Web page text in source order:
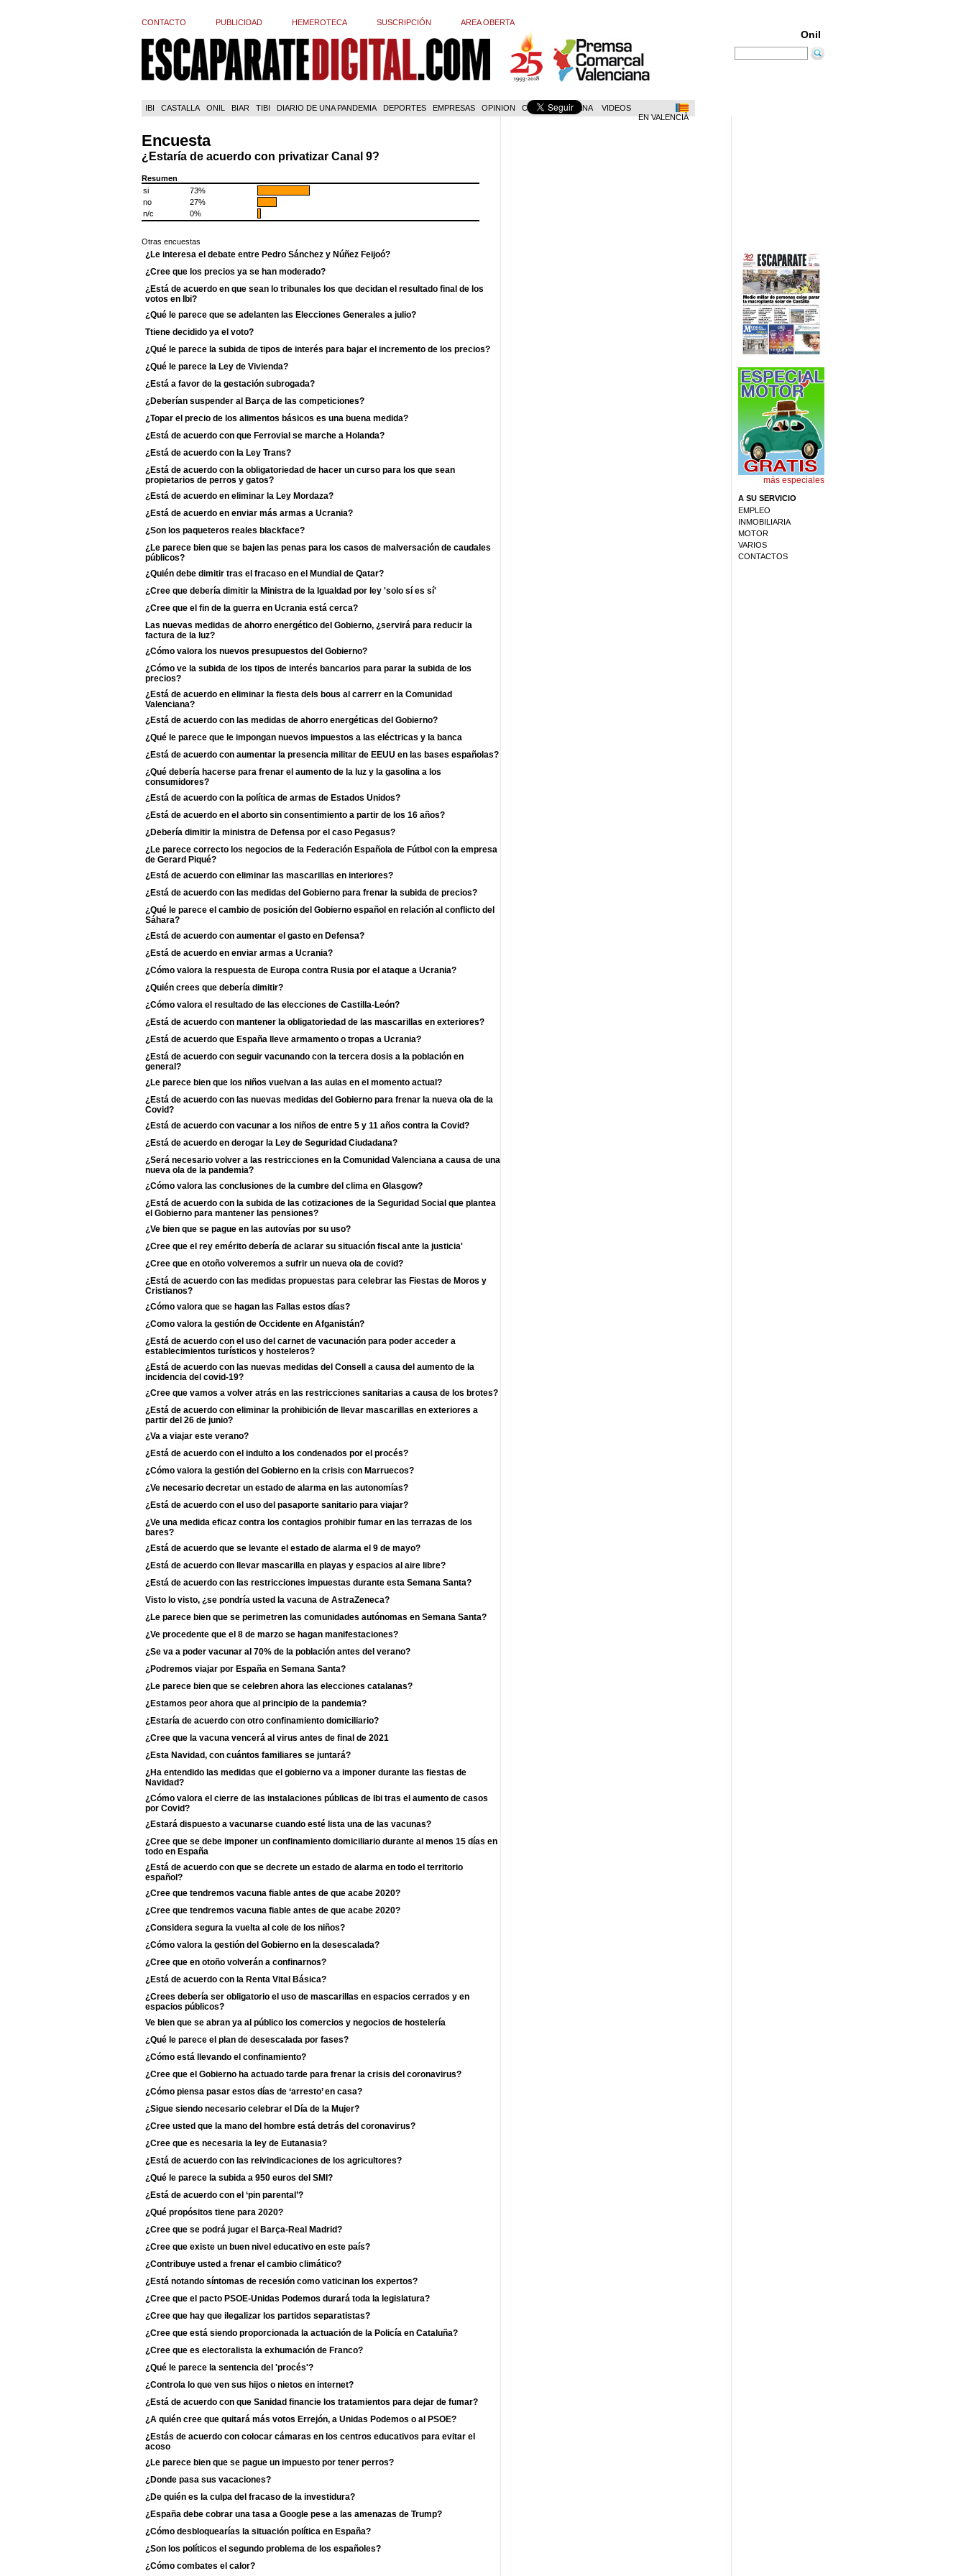
CONTACTO PUBLICIDAD HEMEROTECA SUSCRIPCIÓN AREA OBERTA
Onil
IBI CASTALLA ONIL BIAR TIBI DIARIO DE UNA PANDEMIA DEPORTES EMPRESAS OPINION COM. VALENCIANA
VIDEOS
EN VALENCIÀ
Encuesta
¿Estaría de acuerdo con privatizar Canal 9?
Resumen
si
73%
no
27%
n/c
0%
Otras encuestas
¿Le interesa el debate entre Pedro Sánchez y Núñez Feijoó?
¿Cree que los precios ya se han moderado?
¿Está de acuerdo en que sean lo tribunales los que decidan el resultado final de los
votos en Ibi?
¿Qué le parece que se adelanten las Elecciones Generales a julio?
Ttiene decidido ya el voto?
¿Qué le parece la subida de tipos de interés para bajar el incremento de los precios?
¿Qué le parece la Ley de Vivienda?
¿Está a favor de la gestación subrogada?
¿Deberían suspender al Barça de las competiciones?
¿Topar el precio de los alimentos básicos es una buena medida?
¿Está de acuerdo con que Ferrovial se marche a Holanda?
¿Está de acuerdo con la Ley Trans?
¿Está de acuerdo con la obligatoriedad de hacer un curso para los que sean
propietarios de perros y gatos?
¿Está de acuerdo en eliminar la Ley Mordaza?
¿Está de acuerdo en enviar más armas a Ucrania?
¿Son los paqueteros reales blackface?
¿Le parece bien que se bajen las penas para los casos de malversación de caudales
públicos?
¿Quién debe dimitir tras el fracaso en el Mundial de Qatar?
¿Cree que debería dimitir la Ministra de la Igualdad por ley 'solo sí es sí'
¿Cree que el fin de la guerra en Ucrania está cerca?
Las nuevas medidas de ahorro energético del Gobierno, ¿servirá para reducir la
factura de la luz?
¿Cómo valora los nuevos presupuestos del Gobierno?
¿Cómo ve la subida de los tipos de interés bancarios para parar la subida de los
precios?
¿Está de acuerdo en eliminar la fiesta dels bous al carrerr en la Comunidad
Valenciana?
¿Está de acuerdo con las medidas de ahorro energéticas del Gobierno?
¿Qué le parece que le impongan nuevos impuestos a las eléctricas y la banca
¿Está de acuerdo con aumentar la presencia militar de EEUU en las bases españolas?
¿Qué debería hacerse para frenar el aumento de la luz y la gasolina a los
consumidores?
¿Está de acuerdo con la política de armas de Estados Unidos?
¿Está de acuerdo en el aborto sin consentimiento a partir de los 16 años?
¿Debería dimitir la ministra de Defensa por el caso Pegasus?
¿Le parece correcto los negocios de la Federación Española de Fútbol con la empresa
de Gerard Piqué?
¿Está de acuerdo con eliminar las mascarillas en interiores?
¿Está de acuerdo con las medidas del Gobierno para frenar la subida de precios?
¿Qué le parece el cambio de posición del Gobierno español en relación al conflicto del
Sáhara?
¿Está de acuerdo con aumentar el gasto en Defensa?
¿Está de acuerdo en enviar armas a Ucrania?
¿Cómo valora la respuesta de Europa contra Rusia por el ataque a Ucrania?
¿Quién crees que debería dimitir?
¿Cómo valora el resultado de las elecciones de Castilla-León?
¿Está de acuerdo con mantener la obligatoriedad de las mascarillas en exteriores?
¿Está de acuerdo que España lleve armamento o tropas a Ucrania?
¿Está de acuerdo con seguir vacunando con la tercera dosis a la población en
general?
¿Le parece bien que los niños vuelvan a las aulas en el momento actual?
¿Está de acuerdo con las nuevas medidas del Gobierno para frenar la nueva ola de la
Covid?
¿Está de acuerdo con vacunar a los niños de entre 5 y 11 años contra la Covid?
¿Está de acuerdo en derogar la Ley de Seguridad Ciudadana?
¿Será necesario volver a las restricciones en la Comunidad Valenciana a causa de una
nueva ola de la pandemia?
¿Cómo valora las conclusiones de la cumbre del clima en Glasgow?
¿Está de acuerdo con la subida de las cotizaciones de la Seguridad Social que plantea
el Gobierno para mantener las pensiones?
¿Ve bien que se pague en las autovías por su uso?
¿Cree que el rey emérito debería de aclarar su situación fiscal ante la justicia'
¿Cree que en otoño volveremos a sufrir un nueva ola de covid?
¿Está de acuerdo con las medidas propuestas para celebrar las Fiestas de Moros y
Cristianos?
¿Cómo valora que se hagan las Fallas estos días?
¿Como valora la gestión de Occidente en Afganistán?
¿Está de acuerdo con el uso del carnet de vacunación para poder acceder a
establecimientos turísticos y hosteleros?
¿Está de acuerdo con las nuevas medidas del Consell a causa del aumento de la
incidencia del covid-19?
¿Cree que vamos a volver atrás en las restricciones sanitarias a causa de los brotes?
¿Está de acuerdo con eliminar la prohibición de llevar mascarillas en exteriores a
partir del 26 de junio?
¿Va a viajar este verano?
¿Está de acuerdo con el indulto a los condenados por el procés?
¿Cómo valora la gestión del Gobierno en la crisis con Marruecos?
¿Ve necesario decretar un estado de alarma en las autonomías?
¿Está de acuerdo con el uso del pasaporte sanitario para viajar?
¿Ve una medida eficaz contra los contagios prohibir fumar en las terrazas de los
bares?
¿Está de acuerdo que se levante el estado de alarma el 9 de mayo?
¿Está de acuerdo con llevar mascarilla en playas y espacios al aire libre?
¿Está de acuerdo con las restricciones impuestas durante esta Semana Santa?
Visto lo visto, ¿se pondría usted la vacuna de AstraZeneca?
¿Le parece bien que se perimetren las comunidades autónomas en Semana Santa?
¿Ve procedente que el 8 de marzo se hagan manifestaciones?
¿Se va a poder vacunar al 70% de la población antes del verano?
¿Podremos viajar por España en Semana Santa?
¿Le parece bien que se celebren ahora las elecciones catalanas?
¿Estamos peor ahora que al principio de la pandemia?
¿Estaría de acuerdo con otro confinamiento domiciliario?
¿Cree que la vacuna vencerá al virus antes de final de 2021
¿Esta Navidad, con cuántos familiares se juntará?
¿Ha entendido las medidas que el gobierno va a imponer durante las fiestas de
Navidad?
¿Cómo valora el cierre de las instalaciones públicas de Ibi tras el aumento de casos
por Covid?
¿Estará dispuesto a vacunarse cuando esté lista una de las vacunas?
¿Cree que se debe imponer un confinamiento domiciliario durante al menos 15 días en
todo en España
¿Está de acuerdo con que se decrete un estado de alarma en todo el territorio
español?
¿Cree que tendremos vacuna fiable antes de que acabe 2020?
¿Cree que tendremos vacuna fiable antes de que acabe 2020?
¿Considera segura la vuelta al cole de los niños?
¿Cómo valora la gestión del Gobierno en la desescalada?
¿Cree que en otoño volverán a confinarnos?
¿Está de acuerdo con la Renta Vital Básica?
¿Crees debería ser obligatorio el uso de mascarillas en espacios cerrados y en
espacios públicos?
Ve bien que se abran ya al público los comercios y negocios de hostelería
¿Qué le parece el plan de desescalada por fases?
¿Cómo está llevando el confinamiento?
¿Cree que el Gobierno ha actuado tarde para frenar la crisis del coronavirus?
¿Cómo piensa pasar estos días de ‘arresto’ en casa?
¿Sigue siendo necesario celebrar el Día de la Mujer?
¿Cree usted que la mano del hombre está detrás del coronavirus?
¿Cree que es necesaria la ley de Eutanasia?
¿Está de acuerdo con las reivindicaciones de los agricultores?
¿Qué le parece la subida a 950 euros del SMI?
¿Está de acuerdo con el ‘pin parental’?
¿Qué propósitos tiene para 2020?
¿Cree que se podrá jugar el Barça-Real Madrid?
¿Cree que existe un buen nivel educativo en este país?
¿Contribuye usted a frenar el cambio climático?
¿Está notando síntomas de recesión como vaticinan los expertos?
¿Cree que el pacto PSOE-Unidas Podemos durará toda la legislatura?
¿Cree que hay que ilegalizar los partidos separatistas?
¿Cree que está siendo proporcionada la actuación de la Policía en Cataluña?
¿Cree que es electoralista la exhumación de Franco?
¿Qué le parece la sentencia del 'procés'?
¿Controla lo que ven sus hijos o nietos en internet?
¿Está de acuerdo con que Sanidad financie los tratamientos para dejar de fumar?
¿A quién cree que quitará más votos Errejón, a Unidas Podemos o al PSOE?
¿Estás de acuerdo con colocar cámaras en los centros educativos para evitar el
acoso
¿Le parece bien que se pague un impuesto por tener perros?
¿Donde pasa sus vacaciones?
¿De quién es la culpa del fracaso de la investidura?
¿España debe cobrar una tasa a Google pese a las amenazas de Trump?
¿Cómo desbloquearías la situación política en España?
¿Son los políticos el segundo problema de los españoles?
¿Cómo combates el calor?
más especiales
A SU SERVICIO
EMPLEO
INMOBILIARIA
MOTOR
VARIOS
CONTACTOS